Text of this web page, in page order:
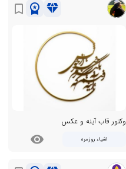
diamond
workspace_premium
bookmark_border
وکتور قاب آینه و عکس
اشیاء روزمره visibility